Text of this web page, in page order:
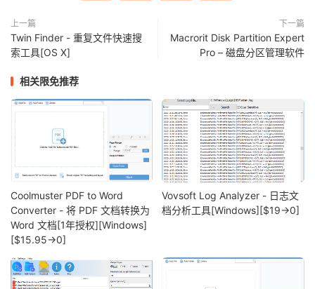
上一篇
Twin Finder - 重复文件快速搜
索工具[OS X]
下一篇
Macrorit Disk Partition Expert
Pro – 磁盘分区管理软件
相关限免推荐
Coolmuster PDF to Word
Converter - 将 PDF 文档转换为
Word 文档[1年授权][Windows]
[$15.95→0]
Vovsoft Log Analyzer - 日志文
档分析工具[Windows][$19→0]